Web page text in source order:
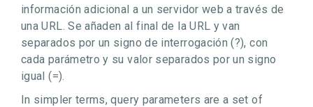
información adicional a un servidor web a través de
una URL. Se añaden al final de la URL y van
separados por un signo de interrogación (?), con
cada parámetro y su valor separados por un signo
igual (=).
In simpler terms, query parameters are a set of